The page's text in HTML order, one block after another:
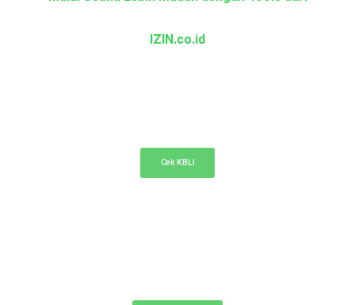
IZIN.co.id
Cek KBLI